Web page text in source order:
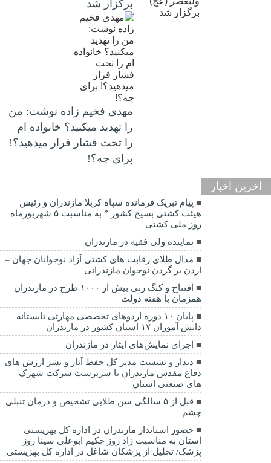
برگزار شد
مهدی فخیم زاده نوشت: من
را تهدید میکنید؟ خانواده ام
را‌ تحت فشار قرار میدهید؟!
برای چه؟!
اخرین اخبار
پیام تبریک فرمانده سپاه کربلا مازندران و رئیس
هیئت کشتی بسیج کشور ” به مناسبت ۵ شهریورماه
روز ملی کشتی
نماينده ولی فقیه در مازندران
مدال طلای رقابت های کشتی آزاد نوجوانان جهان –
اردن بر گردن نوجوان مازندرانی
افتتاح و کنگ زنی بیش از ۱۰۰۰ طرح در مازندران
همزمان با هفته دولت
پایان ۱۰ دوره اردوهای تخصصی مهارتی تابستانه
دانش آموزان ۱۷ استان کشور در مازندران
اجرای نمایش‌های ایثار در مازندران
دیدار و نشست مدیر کل حفظ آثار و نشر ارزش های
دفاع مقدس مازندران با سرپرست شرکت شهرک
های صنعتی استان
قبل از ۵ سالگی سن طلایی تشخیص و درمان تنبلی
چشم
حضور استاندار مازندران در اداره کل بهزیستی
استان به مناسبت زاد روز حکیم ابوعلی سینا روز
پزشک/ تجلیل از پزشکان شاغل در اداره کل بهزیستی